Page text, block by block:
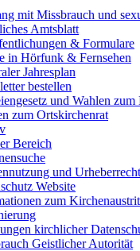
mit Missbrauch und
Amtsblatt
& Formulare
in Hörfunk & Fernsehen
Jahresplan
bestellen
und Wahlen
zum Ortskirchenrat
Bereich
und Urheberrecht
Website
zum
kirchlicher
Geistlicher Autorität